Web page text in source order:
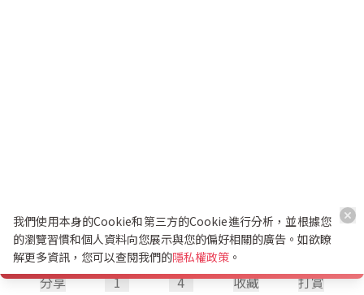
分享 1 4 收藏 打賞
我們使用本身的Cookie和第三方的Cookie進行分析，並根據您
的瀏覽習慣和個人資料向您展示與您的偏好相關的廣告。如欲瞭
解更多資訊，您可以查閱我們的隱私權政策 。